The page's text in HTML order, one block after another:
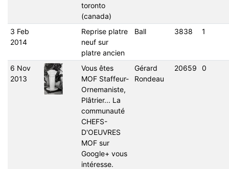
toronto
(canada)
3 Feb
2014
Reprise platre
neuf sur
platre ancien
Ball 3838 1
6 Nov
2013
Vous êtes
MOF Staffeur-
Ornemaniste,
Plâtrier... La
communauté
CHEFS-
D'OEUVRES
MOF sur
Google+ vous
intéresse.
Gérard
Rondeau
20659 0